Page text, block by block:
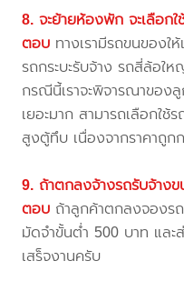
8. จะย้ายห้องพัก จะเลือก
ตอบ ทางเรามีรถขนของใ
รถกระบะรับจ้าง รถสี่ล้อใ
กรณีนี้เราจะพิจารณาของ
เยอะมาก สามารถเลือกใช้
สูงตู้ทึบ เนื่องจากราคาถูก
9. ถ้าตกลงจ้างรถรับจ้าง
ตอบ ถ้าลูกค้าตกลงจองร
มัดจำขั้นต่ำ 500 บาท แล
เสร็จงานครับ